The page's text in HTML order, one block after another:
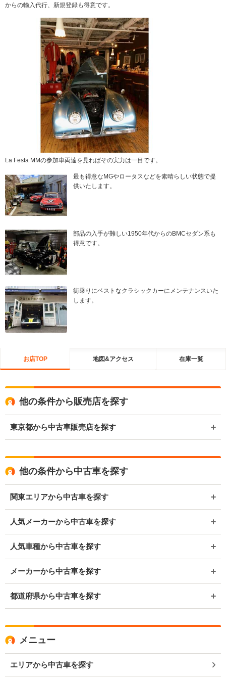
からの輸入代行、新規登録も得意です。
La Festa MMの参加車両達を見ればその実力は一目です。
最も得意なMGやロータスなどを素晴らしい状態で提
供いたします。
部品の入手が難しい1950年代からのBMCセダン系も
得意です。
街乗りにベストなクラシックカーにメンテナンスいた
します。
お店TOP 地図&アクセス 在庫一覧
他の条件から販売店を探す
東京都から中古車販売店を探す
他の条件から中古車を探す
関東エリアから中古車を探す
人気メーカーから中古車を探す
人気車種から中古車を探す
メーカーから中古車を探す
都道府県から中古車を探す
メニュー
エリアから中古車を探す